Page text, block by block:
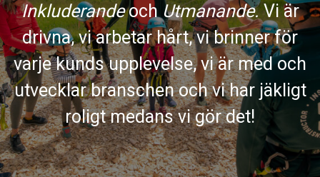
Inkluderandeoch Utmanande.Vi är
drivna, vi arbetar hårt, vi brinner för
varje kunds upplevelse, vi är med och
utvecklar branschen och vi har jäkligt
roligt medans vi gör det!